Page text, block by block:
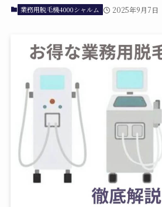
業務用脱毛機4000シャルム 2025年9月7日